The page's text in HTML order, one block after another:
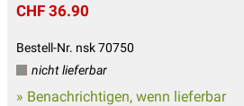
CHF 36.90
Bestell-Nr. nsk 70750
nicht lieferbar
» Benachrichtigen, wenn lieferbar